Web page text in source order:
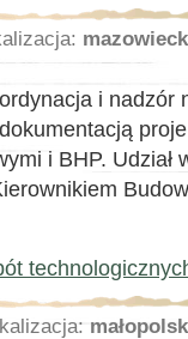
i nadzór
i BHP. Udział